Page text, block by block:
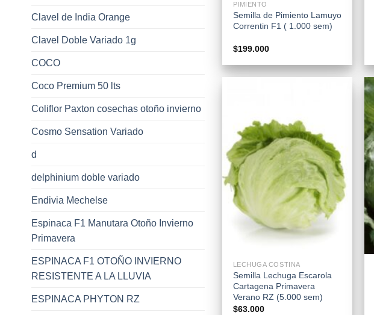
Clavel de India Orange
Clavel Doble Variado 1g
COCO
Coco Premium 50 lts
Coliflor Paxton cosechas otoño invierno
Cosmo Sensation Variado
d
delphinium doble variado
Endivia Mechelse
Espinaca F1 Manutara Otoño Invierno
Primavera
ESPINACA F1 OTOÑO INVIERNO
RESISTENTE A LA LLUVIA
ESPINACA PHYTON RZ
PIMIENTO
Semilla de Pimiento Lamuyo
Correntin F1 ( 1.000 sem)
$199.000
LECHUGA COSTINA
Semilla Lechuga Escarola
Cartagena Primavera
Verano RZ (5.000 sem)
$63.000